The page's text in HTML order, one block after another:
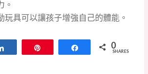
。
玩具可以讓孩子增強自己的體能。
Share 0
SHARES